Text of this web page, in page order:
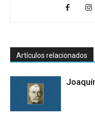
Artículos relacionados